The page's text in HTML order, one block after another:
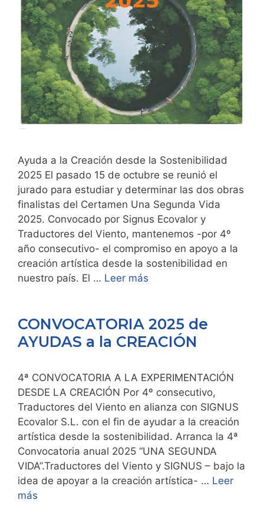
Ayuda a la Creación desde la Sostenibilidad
2025 El pasado 15 de octubre se reunió el
jurado para estudiar y determinar las dos obras
finalistas del Certamen Una Segunda Vida
2025. Convocado por Signus Ecovalor y
Traductores del Viento, mantenemos -por 4º
año consecutivo- el compromiso en apoyo a la
creación artística desde la sostenibilidad en
nuestro país. El … Leer más
CONVOCATORIA 2025 de
AYUDAS a la CREACIÓN
4ª CONVOCATORIA A LA EXPERIMENTACIÓN
DESDE LA CREACIÓN Por 4º consecutivo,
Traductores del Viento en alianza con SIGNUS
Ecovalor S.L. con el fin de ayudar a la creación
artística desde la sostenibilidad. Arranca la 4ª
Convocatoria anual 2025 “UNA SEGUNDA
VIDA”.Traductores del Viento y SIGNUS – bajo la
idea de apoyar a la creación artística- … Leer
más